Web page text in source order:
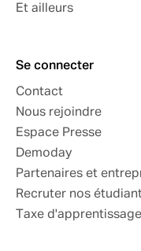
Et ailleurs
Se connecter
Contact
Nous rejoindre
Espace Presse
Demoday
Partenaires et
Recruter nos
Taxe d'apprentissage